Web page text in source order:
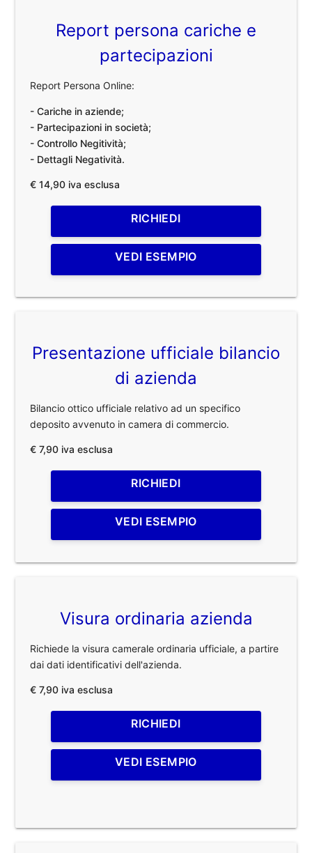
Report persona cariche e
partecipazioni
Report Persona Online:
- Cariche in aziende;
- Partecipazioni in società;
- Controllo Negitività;
- Dettagli Negatività.
€ 14,90 iva esclusa
RICHIEDI
VEDI ESEMPIO
Presentazione ufficiale bilancio
di azienda
Bilancio ottico ufficiale relativo ad un specifico
deposito avvenuto in camera di commercio.
€ 7,90 iva esclusa
RICHIEDI
VEDI ESEMPIO
Visura ordinaria azienda
Richiede la visura camerale ordinaria ufficiale, a partire
dai dati identificativi dell'azienda.
€ 7,90 iva esclusa
RICHIEDI
VEDI ESEMPIO